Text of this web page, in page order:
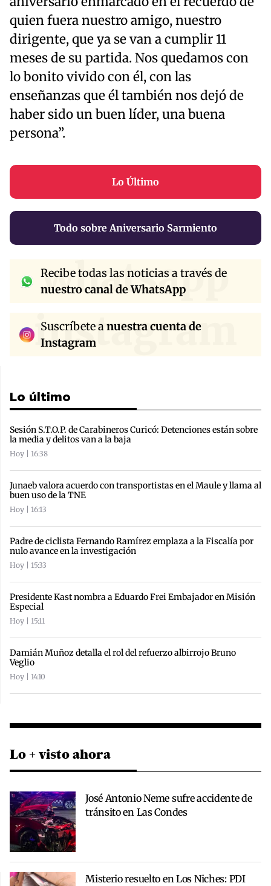
quien fuera nuestro amigo, nuestro
dirigente, que ya se van a cumplir 11
meses de su partida. Nos quedamos con
lo bonito vivido con él, con las
enseñanzas que él también nos dejó de
haber sido un buen líder, una buena
persona”.
Lo Último
Todo sobre Aniversario Sarmiento
whatsapp
Recibe todas las noticias a través de
nuestro canal de WhatsApp
instagram
Suscríbete anuestra cuenta de
Instagram
Lo último
Sesión S.T.O.P. de Carabineros Curicó: Detenciones están sobre
la media y delitos van a la baja
Hoy | 16:38
Junaeb valora acuerdo con transportistas en el Maule y llama al
buen uso de la TNE
Hoy | 16:13
Padre de ciclista Fernando Ramírez emplaza a la Fiscalía por
nulo avance en la investigación
Hoy | 15:33
Presidente Kast nombra a Eduardo Frei Embajador en Misión
Especial
Hoy | 15:11
Damián Muñoz detalla el rol del refuerzo albirrojo Bruno
Veglio
Hoy | 14:10
Lo + visto ahora
José Antonio Neme sufre accidente de
tránsito en Las Condes
Misterio resuelto en Los Niches: PDI